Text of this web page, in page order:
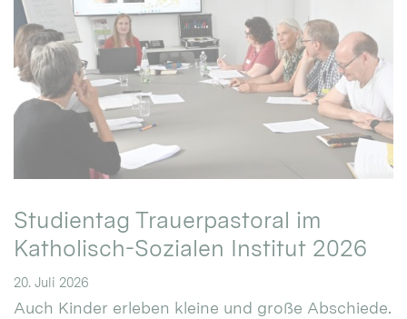
Studientag Trauerpastoral im
Katholisch-Sozialen Institut 2026
20. Juli 2026
Auch Kinder erleben kleine und große Abschiede.